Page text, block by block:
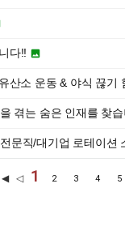
다!! 
산소 운동 & 야식 끊
겪는 숨은 인재를 찾
문직/대기업 로테이션
◁ 1 2 3 4